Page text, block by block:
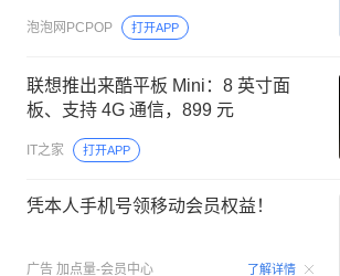
泡泡网PCPOP 打开APP
联想推出来酷平板 Mini：8 英寸面
板、支持 4G 通信，899 元
IT之家 打开APP
凭本人手机号领移动会员权益！
广告 加点量-会员中心 了解详情